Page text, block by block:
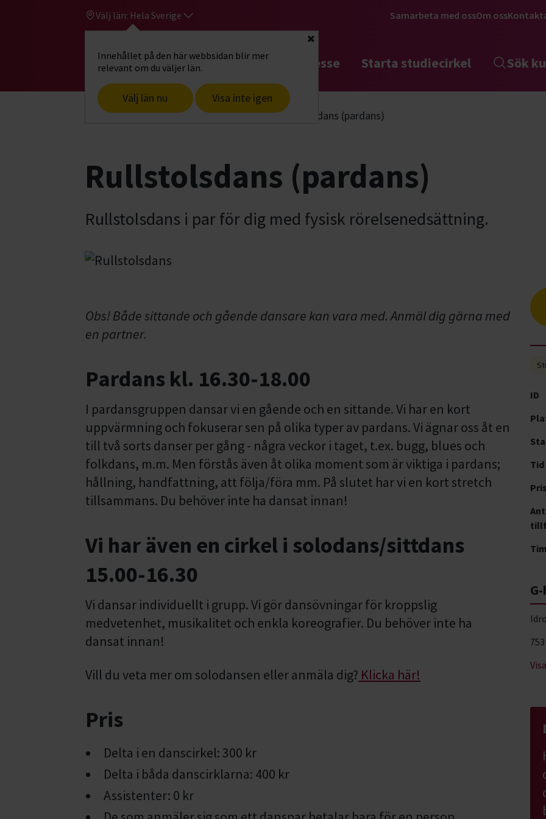
Välj län: Hela Sverige
Innehållet på den här webbsidan blir mer
relevant om du väljer län.
Välj län nu Visa inte igen
Stäng
Samarbeta med ossOm oss
Gå till studiefrämjandets startsidaHitta intresse Starta studiecirkel Sök
Start Hitta intresse Dans & rörelse Rullstolsdans (pardans)
Rullstolsdans (pardans)
Rullstolsdans i par för dig med fysisk rörelsenedsättning.
Obs! Både sittande och gående dansare kan vara med. Anmäl dig gärna med
en partner.
Pardans kl. 16.30-18.00
I pardansgruppen dansar vi en gående och en sittande. Vi har en kort
uppvärmning och fokuserar sen på olika typer av pardans. Vi ägnar oss åt en
till två sorts danser per gång - några veckor i taget, t.ex. bugg, blues och
folkdans, m.m. Men förstås även åt olika moment som är viktiga i pardans;
hållning, handfattning, att följa/föra mm. På slutet har vi en kort stretch
tillsammans. Du behöver inte ha dansat innan!
Vi har även en cirkel i solodans/sittdans
15.00-16.30
Vi dansar individuellt i grupp. Vi gör dansövningar för kroppslig
medvetenhet, musikalitet och enkla koreografier. Du behöver inte ha
dansat innan!
Vill du veta mer om solodansen eller anmäla dig? Klicka här!
Pris
Delta i en danscirkel: 300 kr
Delta i båda danscirklarna: 400 kr
Assistenter: 0 kr
ID
Tid